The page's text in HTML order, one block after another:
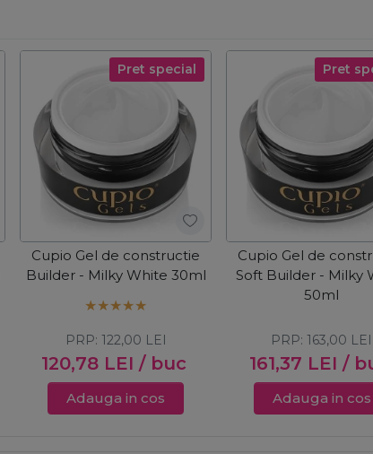
Pret special
Cupio Gel de constructie
Builder - Milky White 30ml
120,78 LEI / buc
PRP: 122,00 LEI
Adauga in cos
Pret
Cupio Gel de
Soft Builder - Milky
50ml
161,37 LEI /
PRP:163,00 LEI
Adauga in cos